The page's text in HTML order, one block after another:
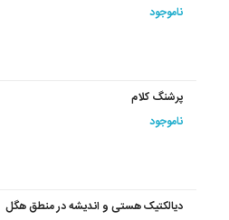
ناموجود
پرشنگ کلام
ناموجود
دیالکتیک هستی و اندیشه در منطق هگل